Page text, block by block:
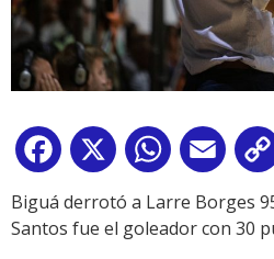
Facebook
X WhatsApp
Email
Biguá derrotó a Larre Borges
Santos fue el goleador con 30